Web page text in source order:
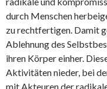
durch Menschen
zu rechtfertigen. Damit
Ablehnung des
ihren Körper einher.
Aktivitäten nieder, bei
mit Akteuren der